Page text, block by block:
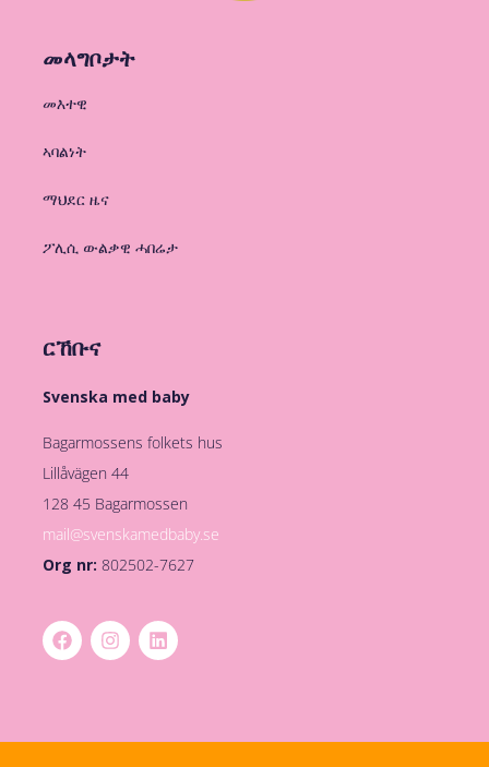
መላግቦታት
መእተዊ
ኣባልነት
ማህደር ዜና
ፖሊሲ ውልቃዊ ሓበሬታ
ርኸቡና
Svenska med baby
Bagarmossens folkets hus
Lillåvägen 44
128 45 Bagarmossen
mail@svenskamedbaby.se
Org nr: 802502-7627